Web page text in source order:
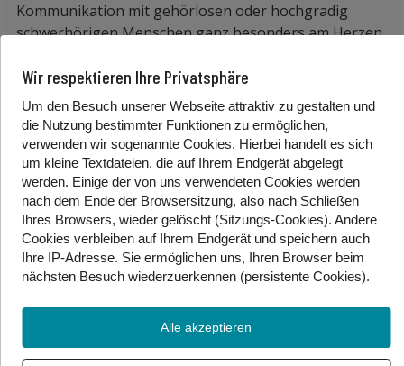
Kommunikation mit gehörlosen oder hochgradig
schwerhörigen Menschen ganz besonders am Herzen.
diese Patientengruppe in allen medizinischen
Belangen optimal versorgen.
Gerade im sensiblen Arzt-Patienten-Verhältnis ist es
entscheidend, dass die Kommunikation gut
funktioniert, egal ob im Krankenhaus oder der
Ordination. In der Ärzteschaft nimmt die Sensibilität
für die Bedürfnisse von gehörlosen Menschen immer
mehr zu. Und wir arbeiten daran, unser
Fortbildungsangebot auszubauen, damit Ärztinnen
und Ärzte, aber auch das Ordinationspersonal
bestmöglich auf effektive Kommunikation mit
gehörlosen Patienten vorbereitet sind.
Wir respektieren Ihre Privatsphäre
Um den Besuch unserer Webseite attraktiv zu gestalten und
die Nutzung bestimmter Funktionen zu ermöglichen,
verwenden wir sogenannte Cookies. Hierbei handelt es sich
um kleine Textdateien, die auf Ihrem Endgerät abgelegt
werden. Einige der von uns verwendeten Cookies werden
nach dem Ende der Browsersitzung, also nach Schließen
Ihres Browsers, wieder gelöscht (Sitzungs-Cookies). Andere
Cookies verbleiben auf Ihrem Endgerät und speichern auch
Ihre IP-Adresse. Sie ermöglichen uns, Ihren Browser beim
nächsten Besuch wiederzuerkennen (persistente Cookies).
Alle akzeptieren